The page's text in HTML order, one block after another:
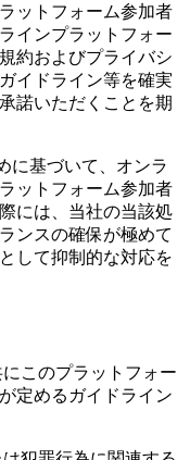
ットフォーム参加者
インプラットフォー
約およびプライバシ
イドライン等を確実
諾いただくことを期
に基づいて、オンラ
ットフォーム参加者
には、当社の当該処
ンスの確保が極めて
して抑制的な対応を
このプラットフォー
定めるガイドライン